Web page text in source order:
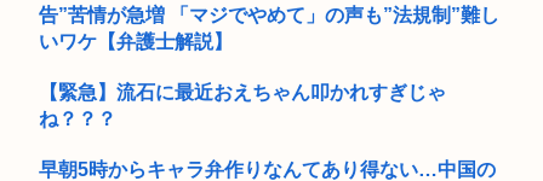
告”苦情が急増 「マジでやめて」の声も”法規制”難し
いワケ【弁護士解説】
【緊急】流石に最近おえちゃん叩かれすぎじゃ
ね？？？
早朝5時からキャラ弁作りなんてあり得ない…中国の